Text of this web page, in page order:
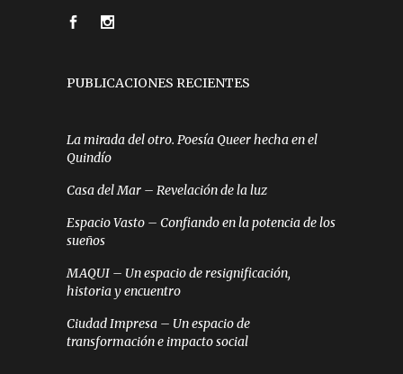
PUBLICACIONES RECIENTES
La mirada del otro. Poesía Queer hecha en el
Quindío
Casa del Mar – Revelación de la luz
Espacio Vasto – Confiando en la potencia de los
sueños
MAQUI – Un espacio de resignificación,
historia y encuentro
Ciudad Impresa – Un espacio de
transformación e impacto social